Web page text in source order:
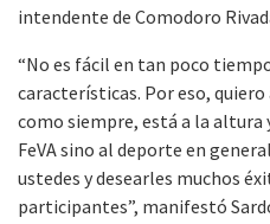
intendente de Comodoro
“No es fácil en tan poco
características. Por eso,
como siempre, está a la altura
FeVA sino al deporte en
ustedes y desearles muchos
participantes”, manifestó